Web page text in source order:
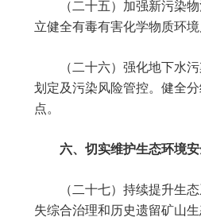
（二十五）加强新污染
立健全有毒有害化学物质环
（二十六）强化地下水
划定及污染风险管控。健全
点。
六、切实维护生态环境
（二十七）持续提升生
失综合治理和历史遗留矿山